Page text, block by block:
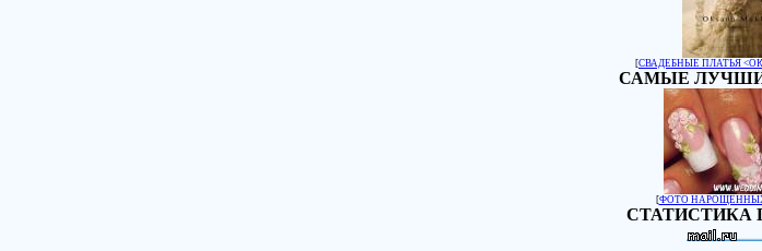
[СВАДЕБНЫЕ ПЛАТЬЯ
САМЫЕ
[ФОТО
СТАТИСТИКА